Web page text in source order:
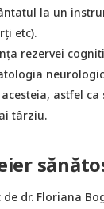
la un
etc).
rezervei
astfel
târziu.
dr. Floriana